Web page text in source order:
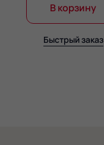
В корзину
Быстрый заказ